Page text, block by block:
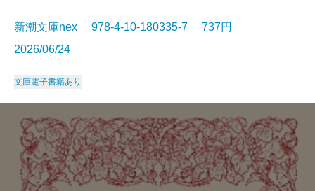
新潮文庫nex 978-4-10-180335-7 737円
2026/06/24
文庫電子書籍あり